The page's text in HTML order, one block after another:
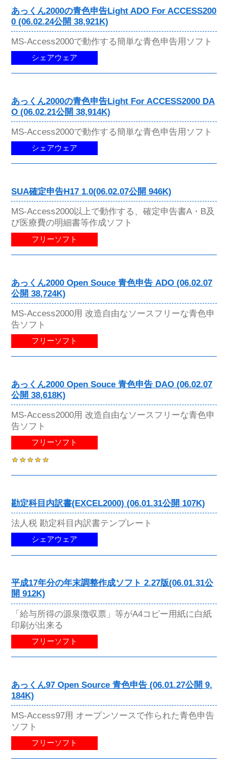
あっくん2000の青色申告Light ADO For ACCESS200
0 (06.02.24公開 38,921K)
MS-Access2000で動作する簡単な青色申告用ソフト
シェアウェア
あっくん2000の青色申告Light For ACCESS2000 DA
O (06.02.21公開 38,914K)
MS-Access2000で動作する簡単な青色申告用ソフト
シェアウェア
SUA確定申告H17 1.0(06.02.07公開 946K)
MS-Access2000以上で動作する、確定申告書A・B及
び医療費の明細書等作成ソフト
フリーソフト
あっくん2000 Open Souce 青色申告 ADO (06.02.07
公開 38,724K)
MS-Access2000用 改造自由なソースフリーな青色申
告ソフト
フリーソフト
あっくん2000 Open Souce 青色申告 DAO (06.02.07
公開 38,618K)
MS-Access2000用 改造自由なソースフリーな青色申
告ソフト
フリーソフト
勘定科目内訳書(EXCEL2000) (06.01.31公開 107K)
法人税 勘定科目内訳書テンプレート
シェアウェア
平成17年分の年末調整作成ソフト 2.27版(06.01.31公
開 912K)
「給与所得の源泉徴収票」等がA4コピー用紙に白紙
印刷が出来る
フリーソフト
あっくん97 Open Source 青色申告 (06.01.27公開 9,
184K)
MS-Access97用 オープンソースで作られた青色申告
ソフト
フリーソフト